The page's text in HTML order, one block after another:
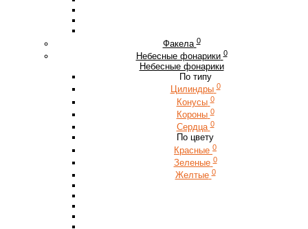
Факела 0
Небесные фонарики 0
Небесные фонарики
По типу
Цилиндры 0
Конусы 0
Короны 0
Сердца 0
По цвету
Красные 0
Зеленые 0
Желтые 0